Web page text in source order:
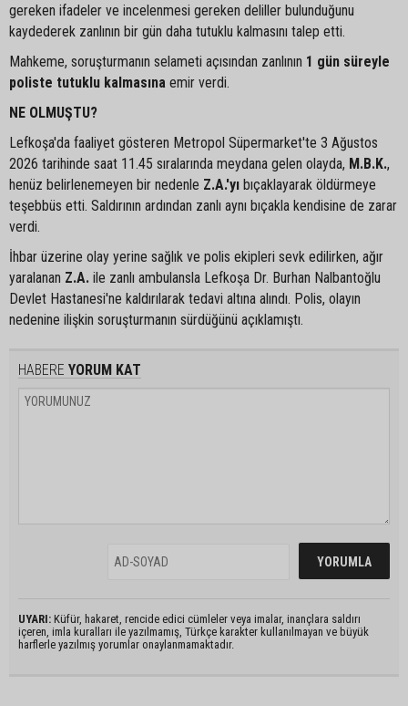
gereken ifadeler ve incelenmesi gereken deliller bulunduğunu
kaydederek zanlının bir gün daha tutuklu kalmasını talep etti.
Mahkeme, soruşturmanın selameti açısından zanlının 1 gün süreyle
poliste tutuklu kalmasına emir verdi.
NE OLMUŞTU?
Lefkoşa'da faaliyet gösteren Metropol Süpermarket'te 3 Ağustos
2026 tarihinde saat 11.45 sıralarında meydana gelen olayda, M.B.K.,
henüz belirlenemeyen bir nedenle Z.A.'yı bıçaklayarak öldürmeye
teşebbüs etti. Saldırının ardından zanlı aynı bıçakla kendisine de zarar
verdi.
İhbar üzerine olay yerine sağlık ve polis ekipleri sevk edilirken, ağır
yaralanan Z.A. ile zanlı ambulansla Lefkoşa Dr. Burhan Nalbantoğlu
Devlet Hastanesi'ne kaldırılarak tedavi altına alındı. Polis, olayın
nedenine ilişkin soruşturmanın sürdüğünü açıklamıştı.
HABERE YORUM KAT
UYARI: Küfür, hakaret, rencide edici cümleler veya imalar, inançlara saldırı
içeren, imla kuralları ile yazılmamış, Türkçe karakter kullanılmayan ve büyük
harflerle yazılmış yorumlar onaylanmamaktadır.